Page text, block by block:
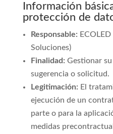
Información
protección de
Responsable:
Soluciones)
Finalidad: Gestionar
sugerencia o solicitud.
Legitimación: El
ejecución de un
parte o para la
medidas